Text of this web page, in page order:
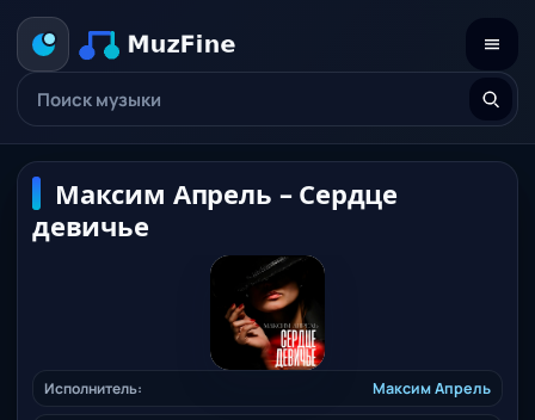
Максим Апрель – Сердце
девичье
Исполнитель: Максим Апрель